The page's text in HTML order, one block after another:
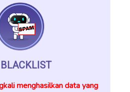
menghasilkan data yang